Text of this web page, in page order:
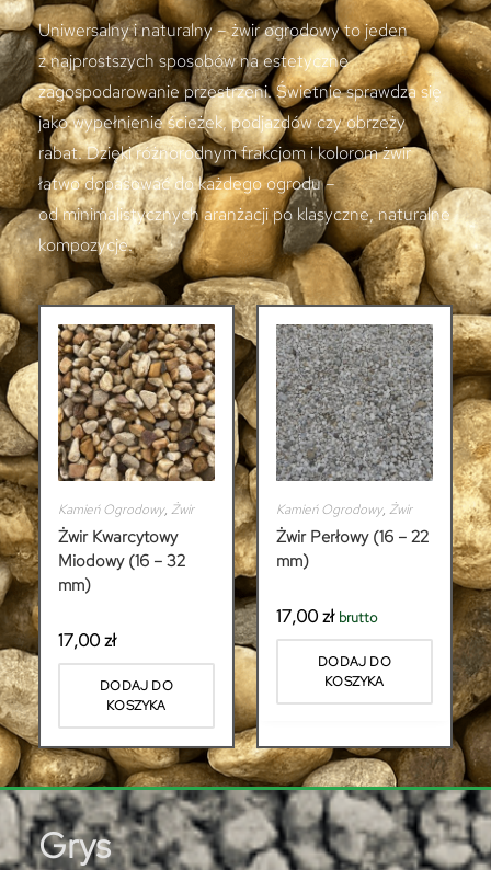
Uniwersalny i naturalny – żwir ogrodowy to jeden
z najprostszych sposobów na estetyczne
zagospodarowanie przestrzeni. Świetnie sprawdza się
jako wypełnienie ścieżek, podjazdów czy obrzeży
rabat. Dzięki różnorodnym frakcjom i kolorom żwir
łatwo dopasować do każdego ogrodu –
od minimalistycznych aranżacji po klasyczne, naturalne
kompozycje.
Kamień Ogrodowy, Żwir
Żwir Kwarcytowy
Miodowy (16 – 32
mm)
17,00zł
DODAJ DO
KOSZYKA
Kamień Ogrodowy, Żwir
Żwir Perłowy (16 – 22
mm)
17,00zł brutto
DODAJ DO
KOSZYKA
Grys